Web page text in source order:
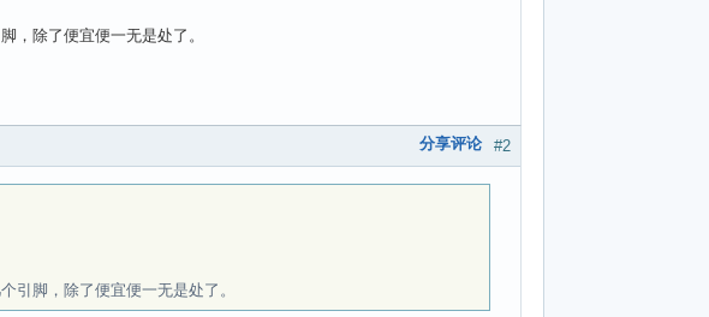
，除了便宜便一无是处了。
#2
分享评论
引脚，除了便宜便一无是处了。